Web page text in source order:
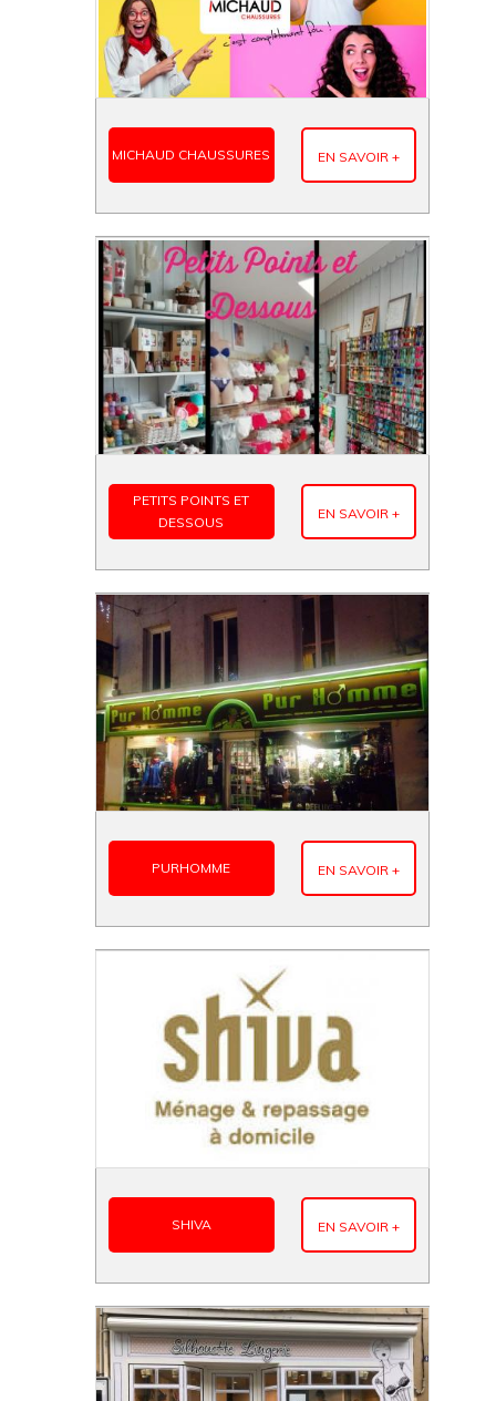
MICHAUD CHAUSSURES EN SAVOIR +
PETITS POINTS ET
DESSOUS
EN SAVOIR +
PURHOMME EN SAVOIR +
SHIVA EN SAVOIR +